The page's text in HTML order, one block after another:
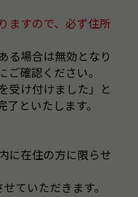
ますので、必ず住所
る場合は無効となり
ご確認ください。
受け付けました」と
といたします。
に在住の方に限らせ
ていただきます。